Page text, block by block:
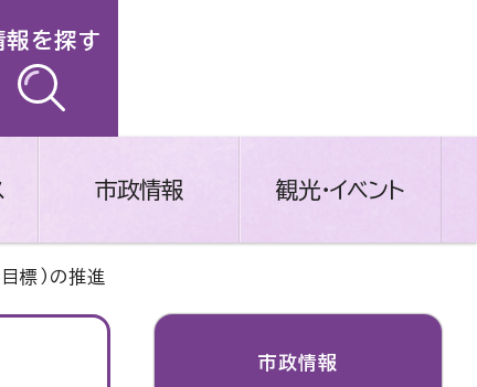
報を探す
市政情報 観光・イベント
標）の推進
市政情報